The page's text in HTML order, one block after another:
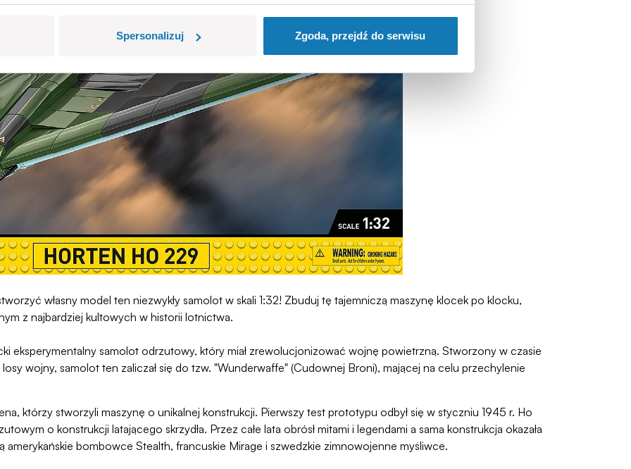
Spersonalizuj Zgoda, przejdź do serwisu
własny model ten niezwykły samolot w skali 1:32! Zbuduj tę tajemniczą maszynę klocek po klocku,
z najbardziej kultowych w historii lotnictwa.
eksperymentalny samolot odrzutowy, który miał zrewolucjonizować wojnę powietrzną. Stworzony w czasie
wojny, samolot ten zaliczał się do tzw. "Wunderwaffe" (Cudownej Broni), mającej na celu przechylenie
którzy stworzyli maszynę o unikalnej konstrukcji. Pierwszy test prototypu odbył się w styczniu 1945 r. Ho
o konstrukcji latającego skrzydła. Przez całe lata obrósł mitami i legendami a sama konstrukcja okazała
amerykańskie bombowce Stealth, francuskie Mirage i szwedzkie zimnowojenne myśliwce.